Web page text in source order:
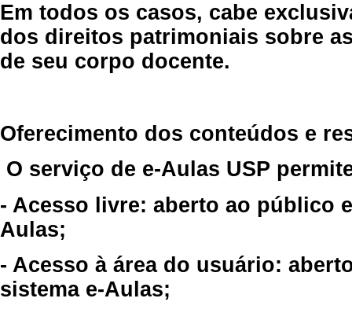
Em todos os casos, cabe
dos direitos patrimoniais sobre
de seu corpo docente.
Oferecimento dos conteúdos e
O serviço de e-Aulas USP
- Acesso livre: aberto ao público
Aulas;
- Acesso à área do usuário:
sistema e-Aulas;